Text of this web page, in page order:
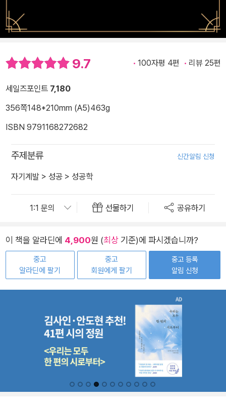
9.7 100자평 4편 리뷰 25편
세일즈포인트 7,180
356쪽148*210mm (A5)463g
ISBN 9791168272682
주제분류 신간알림 신청
자기계발 > 성공 > 성공학
선물하기 공유하기
이 책을 알라딘에 4,900원 (최상 기준)에 파시겠습니까?
중고
알라딘에 팔기
중고
회원에게 팔기
중고 등록
알림 신청